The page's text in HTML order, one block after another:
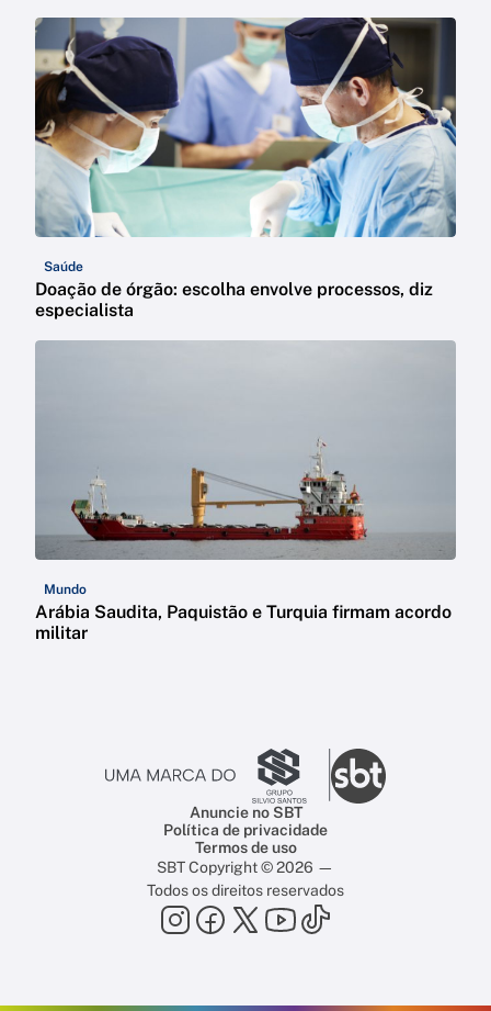
Saúde
Doação de órgão: escolha envolve processos, diz
especialista
Mundo
Arábia Saudita, Paquistão e Turquia firmam acordo
militar
Anuncie no SBT
Política de privacidade
Termos de uso
SBT Copyright © 2026 —
Todos os direitos reservados